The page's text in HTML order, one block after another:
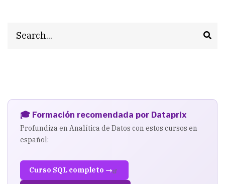
🎓 Formación recomendada por Dataprix
Profundiza en Analítica de Datos con estos cursos en
español:
Curso SQL completo →